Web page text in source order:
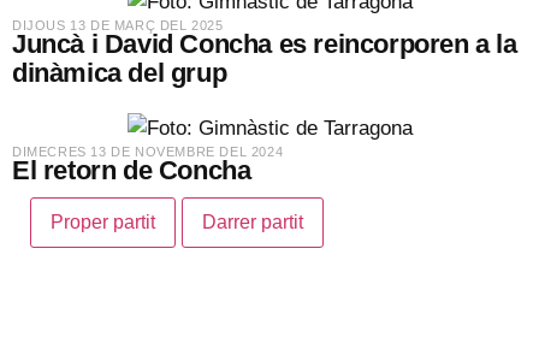
​DIJOUS 13 DE MARÇ DEL 2025
Juncà i David Concha es reincorporen a la
dinàmica del grup
​DIMECRES 13 DE NOVEMBRE DEL 2024
El retorn de Concha
Proper partit Darrer partit